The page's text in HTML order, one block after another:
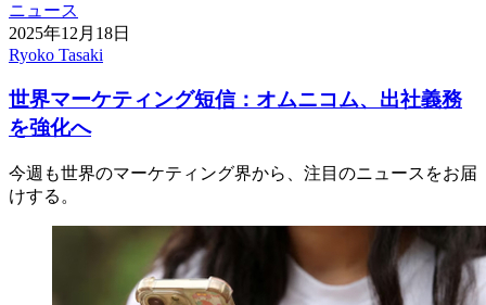
ニュース
2025年12月18日
Ryoko Tasaki
世界マーケティング短信：オムニコム、出社義務
を強化へ
今週も世界のマーケティング界から、注目のニュースをお届
けする。